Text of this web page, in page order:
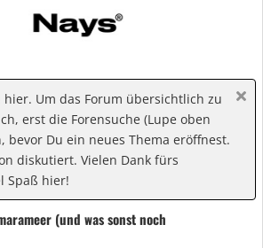
hier. Um das Forum übersichtlich zu
erst die Forensuche (Lupe oben
bevor Du ein neues Thema eröffnest.
diskutiert. Vielen Dank fürs
Spaß hier!
(und was sonst noch